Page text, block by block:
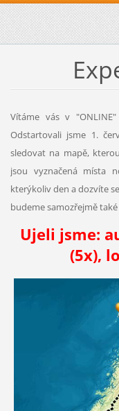
Vítáme vás v
Odstartovali jsme 1.
sledovat na mapě,
jsou vyznačená místa
kterýkoliv den a dozvíte
budeme samozřejmě
Ujeli jsme:
(5x),